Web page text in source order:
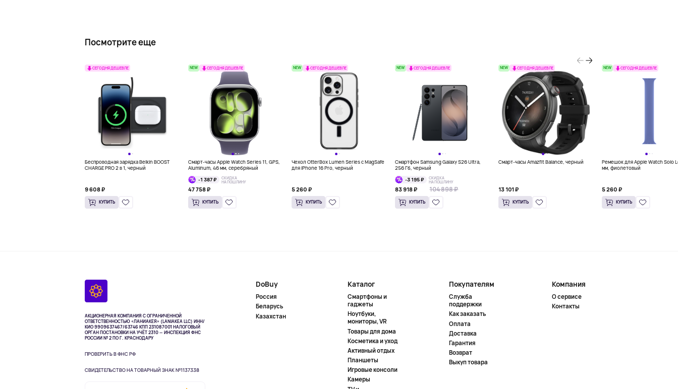
Посмотрите еще
СЕГОДНЯ ДЕШЕВЛЕ
Беспроводная зарядка Belkin BOOST
CHARGE PRO 2 в 1, черный
9 608 ₽
КУПИТЬ
NEW СЕГОДНЯ ДЕШЕВЛЕ
Смарт-часы Apple Watch Series 11, GPS,
Aluminum, 46 мм, серебряный
-1 387 ₽
СКИДКА
НА ПОШЛИНУ
47 758 ₽
КУПИТЬ
NEW СЕГОДНЯ ДЕШЕВЛЕ
Чехол OtterBox Lumen Series с MagSafe
для iPhone 16 Pro, черный
5 260 ₽
КУПИТЬ
NEW СЕГОДНЯ ДЕШЕВЛЕ
Смартфон Samsung Galaxy S26 Ultra,
256 Гб, черный
-3 195 ₽
СКИДКА
НА ПОШЛИНУ
83 918 ₽ 104 898 ₽
КУПИТЬ
NEW СЕГОДНЯ ДЕШЕВЛЕ
Смарт-часы Amazfit Balance, черный
13 101 ₽
КУПИТЬ
NEW СЕГОДНЯ ДЕШЕВЛЕ
Ремешок для Apple Watch Solo
мм, фиолетовый
5 260 ₽
КУПИТЬ
АКЦИОНЕРНАЯ КОМПАНИЯ С ОГРАНИЧЕННОЙ
ОТВЕТСТВЕННОСТЬЮ «ЛАНИАКЕЯ» (LANIAKEA LLC) ИНН/
КИО 9909637467/63746 КПП 231087001НАЛОГОВЫЙ
ОРГАН ПОСТАНОВКИ НА УЧЁТ 2310 — ИНСПЕКЦИЯ ФНС
РОССИИ № 2 ПО Г. КРАСНОДАРУ
ПРОВЕРИТЬ В ФНС РФ
СВИДЕТЕЛЬСТВО НА ТОВАРНЫЙ ЗНАК №1137338
DoBuy
Россия
Беларусь
Казахстан
Каталог
Смартфоны и
гаджеты
Ноутбуки,
мониторы, VR
Товары для дома
Косметика и уход
Активный отдых
Планшеты
Игровые консоли
Камеры
Покупателям
Служба
поддержки
Как заказать
Оплата
Доставка
Гарантия
Возврат
Выкуп товара
Компания
О сервисе
Контакты